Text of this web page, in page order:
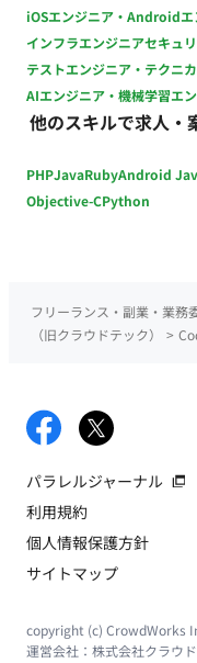
iOSエンジニア・Androidエ
インフラエンジニアセキュ
テストエンジニア・テクニ
AIエンジニア・機械学習エ
他のスキルで求人・
PHPJavaRubyAndroid
Objective-CPython
フリーランス・副業・業務
（旧クラウドテック）
>
パラレルジャーナル
利用規約
個人情報保護方針
サイトマップ
copyright (c) CrowdWorks
運営会社： 株式会社クラウ